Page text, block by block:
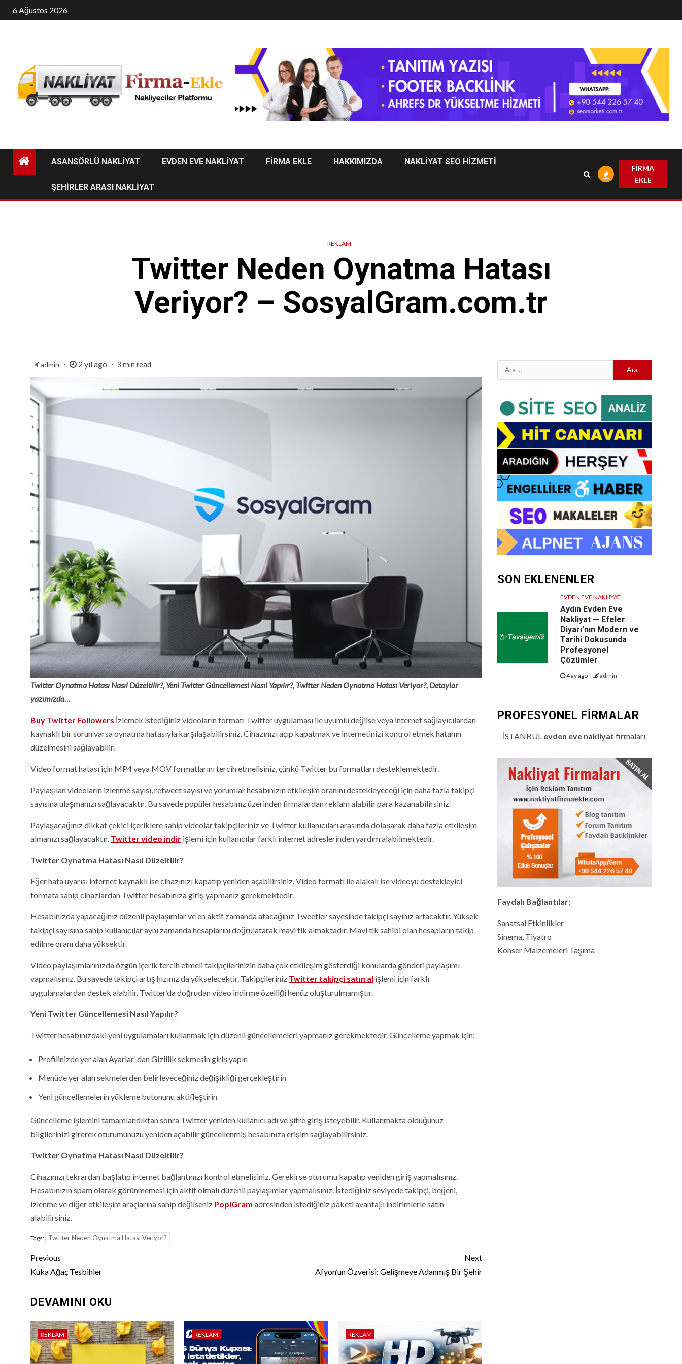
Skip
to
6 Ağustos 2026
ASANSÖRLÜ NAKLİYAT EVDEN EVE NAKLİYAT FİRMA EKLE HAKKIMIZDA NAKLİYAT SEO HİZMETİ
ŞEHİRLER ARASI NAKLİYAT
FİRMA
EKLE
REKLAM
Twitter Neden Oynatma Hatası
Veriyor? – SosyalGram.com.tr
admin 2 yıl ago 3 min read
Twitter Oynatma Hatası Nasıl Düzeltilir?, Yeni Twitter Güncellemesi Nasıl Yapılır?, Twitter Neden Oynatma Hatası Veriyor?, Detaylar
yazımızda…
Buy Twitter Followers İzlemek istediğiniz videoların formatı Twitter uygulaması ile uyumlu değilse veya internet sağlayıcılardan
kaynaklı bir sorun varsa oynatma hatasıyla karşılaşabilirsiniz. Cihazınızı açıp kapatmak ve internetinizi kontrol etmek hatanın
düzelmesini sağlayabilir.
Video format hatası için MP4 veya MOV formatlarını tercih etmelisiniz, çünkü Twitter bu formatları desteklemektedir.
Paylaşılan videoların izlenme sayısı, retweet sayısı ve yorumlar hesabınızın etkileşim oranını destekleyeceği için daha fazla takipçi
sayısına ulaşmanızı sağlayacaktır. Bu sayede popüler hesabınız üzerinden firmalardan reklam alabilir para kazanabilirsiniz.
Paylaşacağınız dikkat çekici içeriklere sahip videolar takipçileriniz ve Twitter kullanıcıları arasında dolaşarak daha fazla etkileşim
almanızı sağlayacaktır. Twitter video indir işlemi için kullanıcılar farklı internet adreslerinden yardım alabilmektedir.
Twitter Oynatma Hatası Nasıl Düzeltilir?
Eğer hata uyarısı internet kaynaklı ise cihazınızı kapatıp yeniden açabilirsiniz. Video formatı ile alakalı ise videoyu destekleyici
formata sahip cihazlardan Twitter hesabınıza giriş yapmanız gerekmektedir.
Hesabınızda yapacağınız düzenli paylaşımlar ve en aktif zamanda atacağınız Tweetler sayesinde takipçi sayınız artacaktır. Yüksek
takipçi sayısına sahip kullanıcılar aynı zamanda hesaplarını doğrulatarak mavi tik almaktadır. Mavi tik sahibi olan hesapların takip
edilme oranı daha yüksektir.
Video paylaşımlarınızda özgün içerik tercih etmeli takipçilerinizin daha çok etkileşim gösterdiği konularda gönderi paylaşımı
yapmalısınız. Bu sayede takipçi artış hızınız da yükselecektir. Takipçileriniz Twitter takipçi satın al işlemi için farklı
uygulamalardan destek alabilir. Twitter’da doğrudan video indirme özelliği henüz oluşturulmamıştır.
Yeni Twitter Güncellemesi Nasıl Yapılır?
Twitter hesabınızdaki yeni uygulamaları kullanmak için düzenli güncellemeleri yapmanız gerekmektedir. Güncelleme yapmak için:
Profilinizde yer alan Ayarlar’ dan Gizlilik sekmesin giriş yapın
Menüde yer alan sekmelerden belirleyeceğiniz değişikliği gerçekleştirin
Yeni güncellemelerin yükleme butonunu aktifleştirin
Güncelleme işlemini tamamlandıktan sonra Twitter yeniden kullanıcı adı ve şifre giriş isteyebilir. Kullanmakta olduğunuz
bilgilerinizi girerek oturumunuzu yeniden açabilir güncellenmiş hesabınıza erişim sağlayabilirsiniz.
Twitter Oynatma Hatası Nasıl Düzeltilir?
Cihazınızı tekrardan başlatıp internet bağlantınızı kontrol etmelisiniz. Gerekirse oturumu kapatıp yeniden giriş yapmalısınız.
Hesabınızın spam olarak görünmemesi için aktif olmalı düzenli paylaşımlar yapmalısınız. İstediğiniz seviyede takipçi, beğeni,
izlenme ve diğer etkileşim araçlarına sahip değilseniz PopiGram adresinden istediğiniz paketi avantajlı indirimlerle satın
alabilirsiniz.
Tags: Twitter Neden Oynatma Hatası Veriyor?
Continue
Reading
Previous
Kuka Ağaç Tesbihler
Next
Afyon’un Özverisi: Gelişmeye Adanmış Bir Şehir
DEVAMINI OKU
REKLAM REKLAM REKLAM
Arama:
SON EKLENENLER
EVDEN EVE NAKLIYAT
Aydın Evden Eve
Nakliyat — Efeler
Diyarı’nın Modern ve
Tarihi Dokusunda
Profesyonel
Çözümler
4 ay ago admin
PROFESYONEL FIRMALAR
– İSTANBUL evden eve nakliyat firmaları
Faydalı Bağlantılar:
Sanatsal Etkinlikler
Sinema, Tiyatro
Konser Malzemeleri Taşıma